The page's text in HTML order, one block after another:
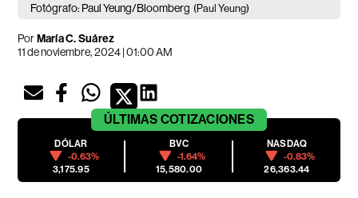
Fotógrafo: Paul Yeung/Bloomberg (Paul Yeung)
PorMaría C. Suárez
11 de noviembre, 2024 | 01:00 AM
ÚLTIMAS COTIZACIONES
DÓLAR
-0.63%
3,175.95
BVC
-1.64%
15,580.00
NASDAQ
-0.83%
26,363.44